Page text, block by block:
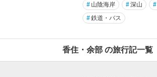
# 山陰海岸 #深山 #
#鉄道・バス
香住・余部 の旅行記一覧